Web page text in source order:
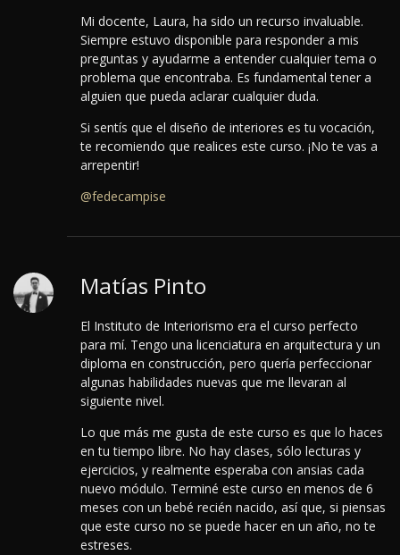
Mi docente, Laura, ha sido un recurso invaluable.
Siempre estuvo disponible para responder a mis
preguntas y ayudarme a entender cualquier tema o
problema que encontraba. Es fundamental tener a
alguien que pueda aclarar cualquier duda.
Si sentís que el diseño de interiores es tu vocación,
te recomiendo que realices este curso. ¡No te vas a
arrepentir!
@fedecampise
Matías Pinto
El Instituto de Interiorismo era el curso perfecto
para mí. Tengo una licenciatura en arquitectura y un
diploma en construcción, pero quería perfeccionar
algunas habilidades nuevas que me llevaran al
siguiente nivel.
Lo que más me gusta de este curso es que lo haces
en tu tiempo libre. No hay clases, sólo lecturas y
ejercicios, y realmente esperaba con ansias cada
nuevo módulo. Terminé este curso en menos de 6
meses con un bebé recién nacido, así que, si piensas
que este curso no se puede hacer en un año, no te
estreses.